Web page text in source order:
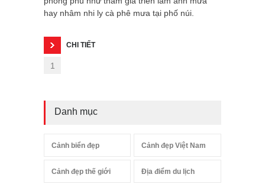
hay nhâm nhi ly cà phê mưa tại phố núi.
CHI TIẾT
1
Danh mục
Cảnh biển đẹp Cảnh đẹp Việt Nam
Cảnh đẹp thế giới Địa điểm du lịch